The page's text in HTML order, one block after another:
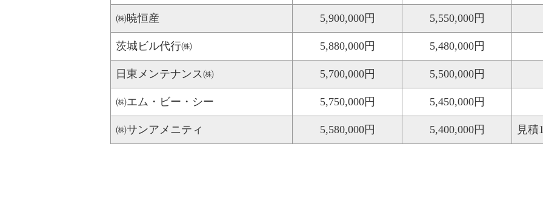
㈱暁恒産 5,900,000円 5,550,000円
茨城ビル代行㈱ 5,880,000円 5,480,000円
日東メンテナンス㈱ 5,700,000円 5,500,000円
㈱エム・ビー・シー 5,750,000円 5,450,000円
㈱サンアメニティ 5,580,000円 5,400,000円 見積